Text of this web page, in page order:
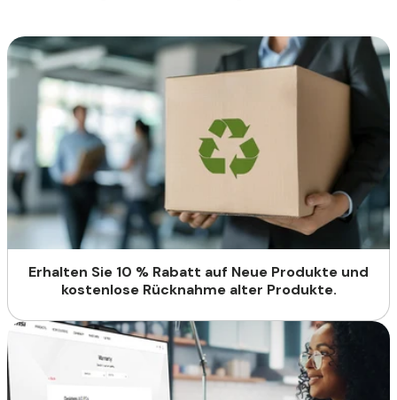
Erhalten Sie 10 % Rabatt auf Neue Produkte und
kostenlose Rücknahme alter Produkte.